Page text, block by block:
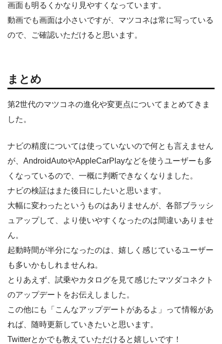
画面も明るくかなり見やすくなっています。
動画でも画面は小さいですが、マツコネは常に写っている
ので、ご確認いただけると思います。
まとめ
第2世代のマツコネの進化や変更点についてまとめてきま
した。
ナビの精度については使っていないので何とも言えません
が、AndroidAutoやAppleCarPlayなどを使うユーザーも多
くなっているので、一概に判断できなくなりました。
ナビの検証はまた後日にしたいと思います。
大幅に変わったというものはありませんが、各部ブラッシ
ュアップして、より使いやすくなったのは間違いありませ
ん。
起動時間が半分になったのは、嬉しく感じているユーザー
も多いかもしれませんね。
とりあえず、試乗やカタログを見て感じたマツダコネクト
のアップデートをお伝えしました。
この他にも「こんなアップデートがあるよ」って情報があ
れば、随時更新していきたいと思います。
Twitterとかでも教えていただけると嬉しいです！